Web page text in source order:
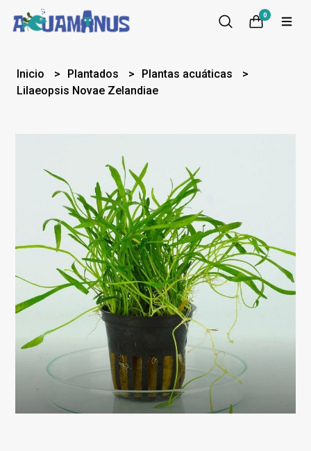
0
Inicio Plantados
Plantas acuáticas
Lilaeopsis Novae Zelandiae